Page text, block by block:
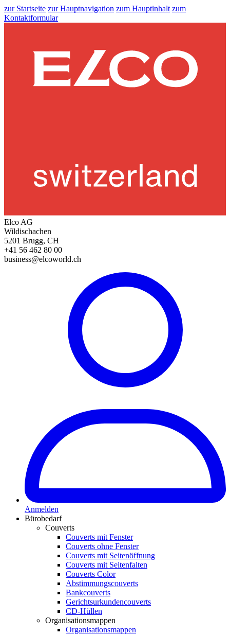
zur Startseite zur Hauptnavigation zum Hauptinhalt zum
Kontaktformular
Elco AG
Wildischachen
5201 Brugg, CH
+41 56 462 80 00
business@elcoworld.ch
Anmelden
Bürobedarf
Couverts
Couverts mit Fenster
Couverts ohne Fenster
Couverts mit Seitenöffnung
Couverts mit Seitenfalten
Couverts Color
Abstimmungscouverts
Bankcouverts
Gerichtsurkundencouverts
CD-Hüllen
Organisationsmappen
Organisationsmappen